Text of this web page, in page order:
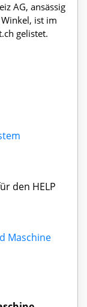
AG, ansässig
ist im
gelistet.
den HELP
Maschine